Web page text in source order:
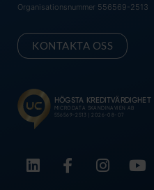
Organisationsnummer 556569-2513
KONTAKTA OSS
L
i
F
a
I
n
Y
o